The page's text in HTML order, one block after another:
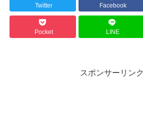
Twitter Facebook
Pocket LINE
スポンサーリンク